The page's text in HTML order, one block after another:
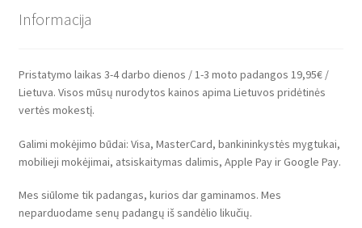
Informacija
Pristatymo laikas 3-4 darbo dienos / 1-3 moto padangos 19,95€ /
Lietuva. Visos mūsų nurodytos kainos apima Lietuvos pridėtinės
vertės mokestį.
Galimi mokėjimo būdai: Visa, MasterCard, bankininkystės mygtukai,
mobilieji mokėjimai, atsiskaitymas dalimis, Apple Pay ir Google Pay.
Mes siūlome tik padangas, kurios dar gaminamos. Mes
neparduodame senų padangų iš sandėlio likučių.